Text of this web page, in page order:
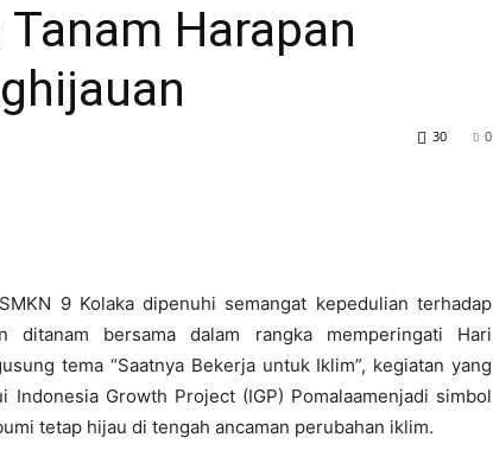
Harapan
0
30
SMKN 9 Kolakadipenuhi semangat kepedulian terhadap
ditanam bersama dalam rangka memperingati Hari
tema “Saatnya Bekerja untuk Iklim”, kegiatan yang
Indonesia Growth Project (IGP) Pomalaamenjadi simbol
tetap hijau di tengah ancaman perubahan iklim.